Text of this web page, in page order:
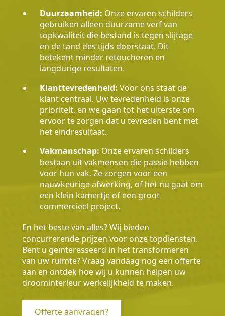
Duurzaamheid: Onze ervaren schilders
gebruiken alleen duurzame verf van
topkwaliteit die bestand is tegen slijtage
en de tand des tijds doorstaat. Dit
betekent minder retoucheren en
langdurige resultaten.
Klanttevredenheid: Voor ons staat de
klant centraal. Uw tevredenheid is onze
prioriteit, en we gaan tot het uiterste om
ervoor te zorgen dat u tevreden bent met
het eindresultaat.
Vakmanschap: Onze ervaren schilders
bestaan uit vakmensen die passie hebben
voor hun vak. Ze zorgen voor een
nauwkeurige afwerking, of het nu gaat om
een klein kamertje of een groot
commercieel project.
En het beste van alles? Wij bieden
concurrerende prijzen voor onze topdiensten.
Bent u geïnteresseerd in het transformeren
van uw ruimte? Vraag vandaag nog een offerte
aan en ontdek hoe wij u kunnen helpen uw
droominterieur werkelijkheid te maken.
Offerte aanvragen?